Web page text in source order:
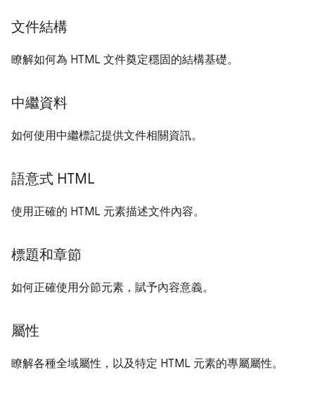
文件結構
瞭解如何為 HTML 文件奠定穩固的結構基礎。
中繼資料
如何使用中繼標記提供文件相關資訊。
語意式 HTML
使用正確的 HTML 元素描述文件內容。
標題和章節
如何正確使用分節元素，賦予內容意義。
屬性
瞭解各種全域屬性，以及特定 HTML 元素的專屬屬性。